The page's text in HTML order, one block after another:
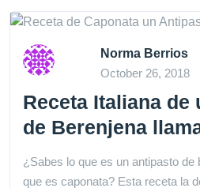
Norma Berrios
October 26, 2018
Receta Italiana de
de Berenjena
¿Sabes lo que es un antipasto de
que es caponata? Esta receta la